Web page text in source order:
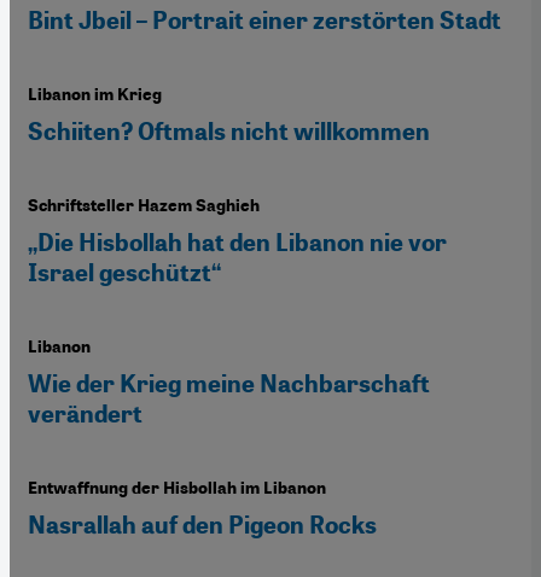
Bint Jbeil – Portrait einer zerstörten Stadt
Libanon im Krieg
Schiiten? Oftmals nicht willkommen
Schriftsteller Hazem Saghieh
„Die Hisbollah hat den Libanon nie vor
Israel geschützt“
Libanon
Wie der Krieg meine Nachbarschaft
verändert
Entwaffnung der Hisbollah im Libanon
Nasrallah auf den Pigeon Rocks